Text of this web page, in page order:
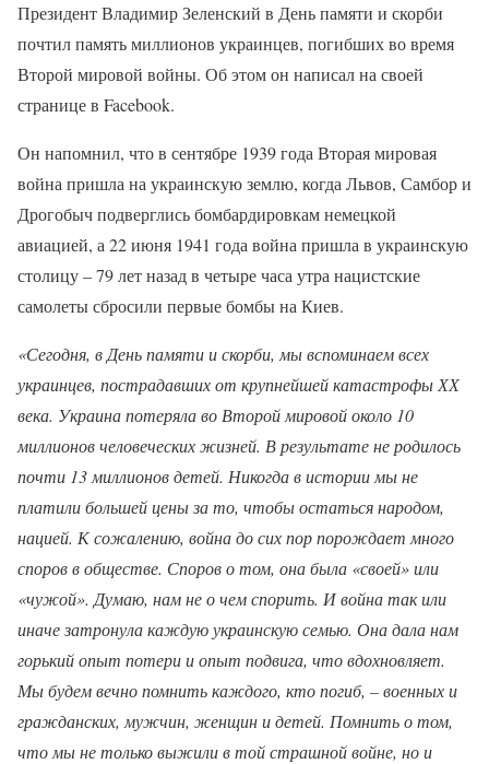
Президент Владимир Зеленский в День памяти и скорби
почтил память миллионов украинцев, погибших во время
Второй мировой войны. Об этом он написал на своей
странице в Facebook.
Он напомнил, что в сентябре 1939 года Вторая мировая
война пришла на украинскую землю, когда Львов, Самбор и
Дрогобыч подверглись бомбардировкам немецкой
авиацией, а 22 июня 1941 года война пришла в украинскую
столицу – 79 лет назад в четыре часа утра нацистские
самолеты сбросили первые бомбы на Киев.
«Сегодня, в День памяти и скорби, мы вспоминаем всех
украинцев, пострадавших от крупнейшей катастрофы ХХ
века. Украина потеряла во Второй мировой около 10
миллионов человеческих жизней. В результате не родилось
почти 13 миллионов детей. Никогда в истории мы не
платили большей цены за то, чтобы остаться народом,
нацией. К сожалению, война до сих пор порождает много
споров в обществе. Споров о том, она была «своей» или
«чужой». Думаю, нам не о чем спорить. И война так или
иначе затронула каждую украинскую семью. Она дала нам
горький опыт потери и опыт подвига, что вдохновляет.
Мы будем вечно помнить каждого, кто погиб, – военных и
гражданских, мужчин, женщин и детей. Помнить о том,
что мы не только выжили в той страшной войне, но и